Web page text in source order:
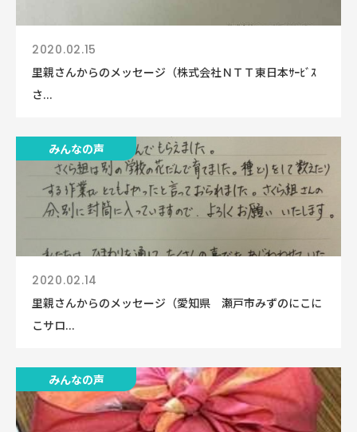
2020.02.15
里親さんからのメッセージ（株式会社ＮＴＴ東日本ｻｰﾋﾞｽ
さ...
みんなの声
2020.02.14
里親さんからのメッセージ（愛知県 瀬戸市みずのにこに
こサロ...
みんなの声